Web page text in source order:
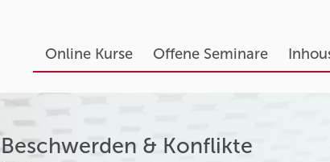
Online Kurse Offene Seminare
Beschwerden & Konflikte